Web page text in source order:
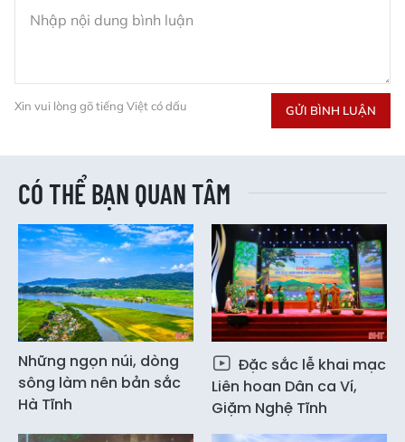
Xin vui lòng gõ tiếng Việt có dấu GỬI BÌNH LUẬN
CÓ THỂ BẠN QUAN TÂM
Những ngọn núi, dòng
sông làm nên bản sắc
Hà Tĩnh
Đặc sắc lễ khai mạc
Liên hoan Dân ca Ví,
Giặm Nghệ Tĩnh